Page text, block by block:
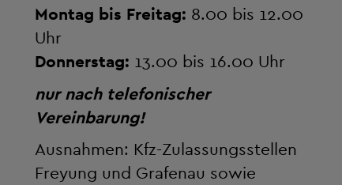
Montag bis Freitag: 8.00 bis 12.00
Uhr
Donnerstag: 13.00 bis 16.00 Uhr
nur nach telefonischer
Vereinbarung!
Ausnahmen: Kfz-Zulassungsstellen
Freyung und Grafenau sowie